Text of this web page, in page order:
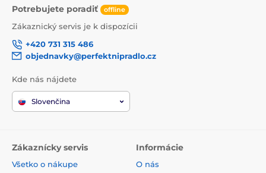
Potrebujete poradiť offline
Zákaznický servis je k dispozícii
+420 731 315 486
objednavky@perfektnipradlo.cz
Kde nás nájdete
Slovenčina
Zákaznícky servis
Všetko o nákupe
Informácie
O nás